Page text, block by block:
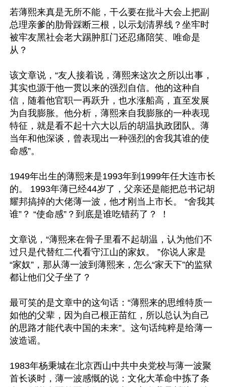
若薄熙来真是无所不能，干么要在批斗大会上把副
总理亲爹的肋骨踩断三根，以示划清界线？坐牢时
被牢友黑社会老大踢肿肛门还忍痛陪笑、唯命是
从？
该文章说，“友人接着说，薄熙来这次之所以出事，
其实也源于他一贯以来的强烈自信。他的这种自
信，随着他官职一再跃升，也水涨船高，直至发展
为自我膨胀。他分析，薄熙来自我膨胀的一种表现
特征，就是看不起十六大以后的胡温执政团队。薄
当年和他深谈，曾表现出一种强烈的舍我其谁的使
命感”。
1949年出生的薄熙来是1993年到1999年任大连市长
的。 1993年薄已经44岁了，父亲还是能把总书记胡
耀邦搞掉的大佬薄一波，他才刚当上市长。 “舍我其
谁”？ “使命感”？到底是谁吃错药了？ ！
文章说，“薄熙来在骨子里看不起胡温，认为他们不
过只是代替红二代看守江山的家奴。 ”你说人家是
“家奴”，那从薄一波到薄熙来，怎么“家天下”的监狱
都让他们父子坐了？
最可笑的是文章中的这句话：“薄熙来的思维特质一
如他的父辈，因为自己根正苗红，所以总认为自己
的思路才能代表中国的未来”。这句话纯粹是给薄一
波造谣。
1983年杨秉城在北京西山中共中央党校与薄一波聚
首长谈时，薄一波感慨的说：文化大革命中拣了条